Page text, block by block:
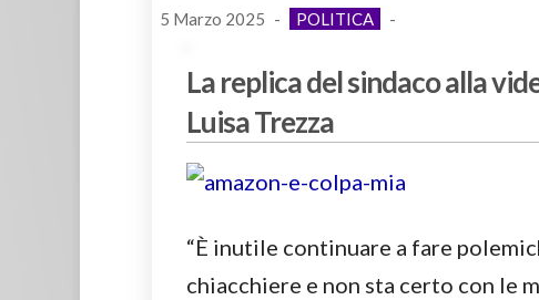
5 Marzo 2025 - POLITICA -
La replica del sindaco alla
Luisa Trezza
“È inutile continuare a fare
chiacchiere e non sta certo con le